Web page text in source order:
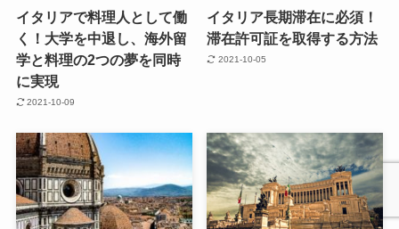
イタリアで料理人として働
く！大学を中退し、海外留
学と料理の2つの夢を同時
に実現
2021-10-09
イタリア長期滞在に必須！
滞在許可証を取得する方法
2021-10-05